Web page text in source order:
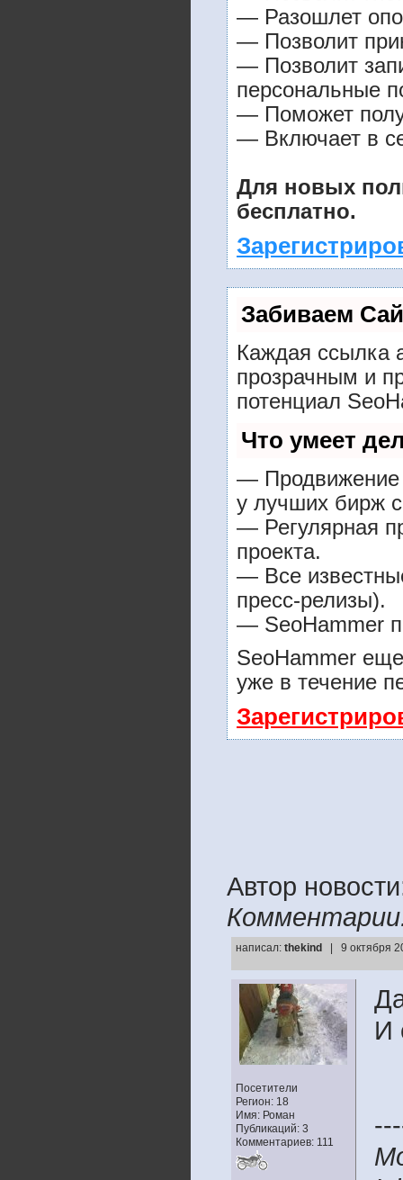
— Разошлет
— Позволит
— Позволит
персональные
— Поможет
— Включает в
Для новых
бесплатно.
Забиваем
Каждая ссылка
прозрачным и
потенциал
Что умеет
— Продвижение
у лучших бирж
— Регулярная
проекта.
— Все
пресс-релизы).
— SeoHammer
SeoHammer
уже в течение
Автор
написал: thekind | 9 октября
Посетители
Регион: 18
Имя: Роман
Публикаций: 3
Комментариев: 111
И